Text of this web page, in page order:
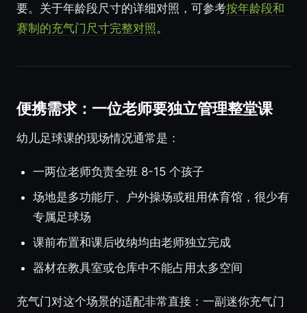
要。关于年龄段尺寸的详细对照，可参考按年龄段和
赛制的充气门尺寸完整对照。
便携需求：一位老师要独立管理整堂课
幼儿足球课的现场情况通常是：
一两位老师负责全班 8-15 个孩子
场地是多功能厅、户外操场或租用体育馆，很少有
专属足球场
课前布置和课后收纳均由老师独立完成
器材在教具室或仓库中不能占用太多空间
充气门对这个场景的适配非常直接：一副迷你充气门